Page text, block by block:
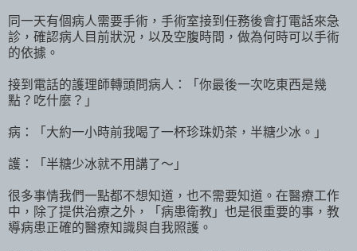
同一天有個病人需要手術，手術室接到任務後會打電話來急
診，確認病人目前狀況，以及空腹時間，做為何時可以手術
的依據。
接到電話的護理師轉頭問病人：「你最後一次吃東西是幾
點？吃什麼？」
病：「大約一小時前我喝了一杯珍珠奶茶，半糖少冰。」
護：「半糖少冰就不用講了～」
很多事情我們一點都不想知道，也不需要知道。在醫療工作
中，除了提供治療之外，「病患衛教」也是很重要的事，教
導病患正確的醫療知識與自我照護。